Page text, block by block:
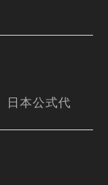
本公式代